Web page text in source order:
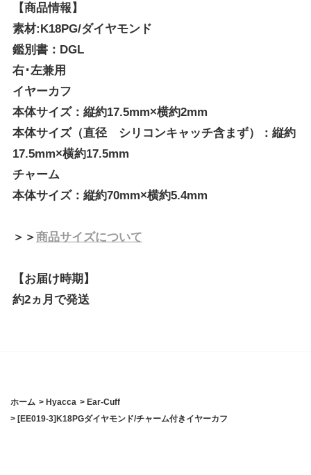
【商品情報】
素材:K18PG/ダイヤモンド
鑑別書：DGL
右･左兼用
イヤーカフ
本体サイズ：縦約17.5mm×横約2mm
本体サイズ（直径 シリコンキャッチ含まず）：縦約
17.5mm×横約17.5mm
チャーム
本体サイズ：縦約70mm×横約5.4mm
＞＞商品サイズについて
【お届け時期】
約2ヵ月で発送
ホーム > Hyacca > Ear-Cuff
> [EE019-3]K18PGダイヤモンド/チャーム付きイヤーカフ